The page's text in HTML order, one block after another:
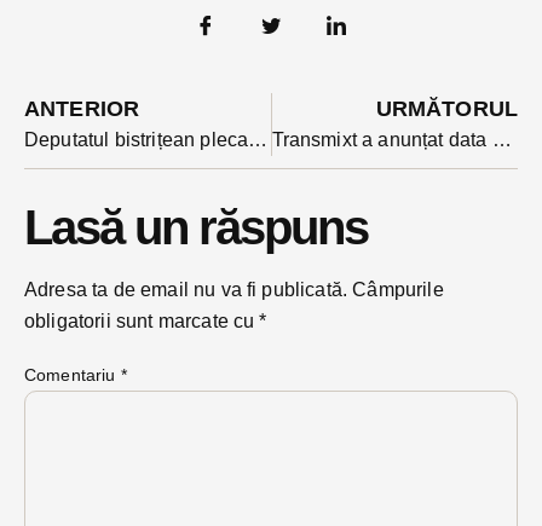
ANTERIOR
Deputatul bistrițean plecat din POT a aderat la un grup suveranist-european și anunță că ar putea susține”limitat”noul Guvern
URMĂTORUL
Transmixt a anunțat data de la care majorează tarifele la transportul public. Consiliul Local Bistrița i-a aprobat de o lună noile taxe
Lasă un răspuns
Adresa ta de email nu va fi publicată. Câmpurile
obligatorii sunt marcate cu*
Comentariu *